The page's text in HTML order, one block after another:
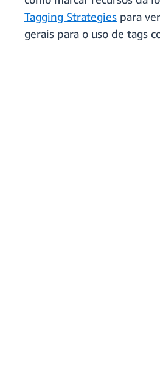
Tagging Strategies para
gerais para o uso de tags